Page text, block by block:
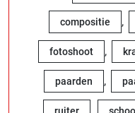
compositie ,
fotoshoot ,
paarden ,